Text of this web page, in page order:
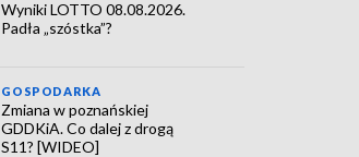
Wyniki LOTTO 08.08.2026.
Padła „szóstka”?
GOSPODARKA
Zmiana w poznańskiej
GDDKiA. Co dalej z drogą
S11? [WIDEO]